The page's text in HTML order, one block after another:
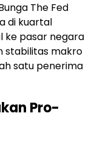
The Fed
di kuartal
ke pasar negara
stabilitas makro
satu penerima
Pro-